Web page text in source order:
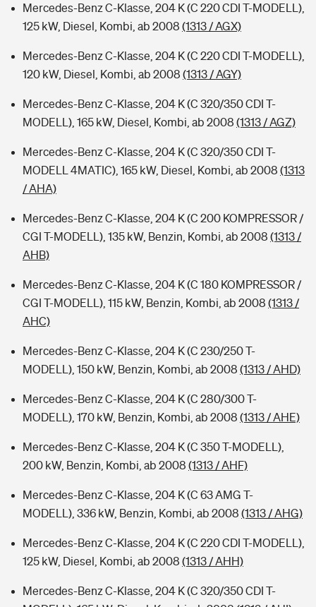
Mercedes-Benz C-Klasse, 204 K (C 220 CDI T-MODELL),
125 kW, Diesel, Kombi, ab 2008 (1313 / AGX)
Mercedes-Benz C-Klasse, 204 K (C 220 CDI T-MODELL),
120 kW, Diesel, Kombi, ab 2008 (1313 / AGY)
Mercedes-Benz C-Klasse, 204 K (C 320/350 CDI T-
MODELL), 165 kW, Diesel, Kombi, ab 2008 (1313 / AGZ)
Mercedes-Benz C-Klasse, 204 K (C 320/350 CDI T-
MODELL 4MATIC), 165 kW, Diesel, Kombi, ab 2008 (1313
/ AHA)
Mercedes-Benz C-Klasse, 204 K (C 200 KOMPRESSOR /
CGI T-MODELL), 135 kW, Benzin, Kombi, ab 2008 (1313 /
AHB)
Mercedes-Benz C-Klasse, 204 K (C 180 KOMPRESSOR /
CGI T-MODELL), 115 kW, Benzin, Kombi, ab 2008 (1313 /
AHC)
Mercedes-Benz C-Klasse, 204 K (C 230/250 T-
MODELL), 150 kW, Benzin, Kombi, ab 2008 (1313 / AHD)
Mercedes-Benz C-Klasse, 204 K (C 280/300 T-
MODELL), 170 kW, Benzin, Kombi, ab 2008 (1313 / AHE)
Mercedes-Benz C-Klasse, 204 K (C 350 T-MODELL),
200 kW, Benzin, Kombi, ab 2008 (1313 / AHF)
Mercedes-Benz C-Klasse, 204 K (C 63 AMG T-
MODELL), 336 kW, Benzin, Kombi, ab 2008 (1313 / AHG)
Mercedes-Benz C-Klasse, 204 K (C 220 CDI T-MODELL),
125 kW, Diesel, Kombi, ab 2008 (1313 / AHH)
Mercedes-Benz C-Klasse, 204 K (C 320/350 CDI T-